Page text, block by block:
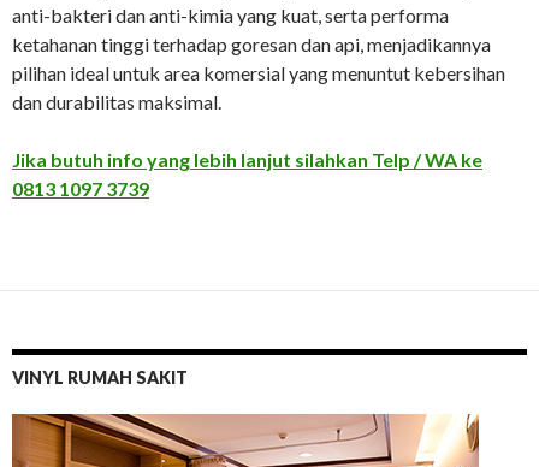
anti-bakteri dan anti-kimia yang kuat, serta performa
ketahanan tinggi terhadap goresan dan api, menjadikannya
pilihan ideal untuk area komersial yang menuntut kebersihan
dan durabilitas maksimal.
Jika butuh info yang lebih lanjut silahkan Telp / WA ke
0813 1097 3739
VINYL RUMAH SAKIT